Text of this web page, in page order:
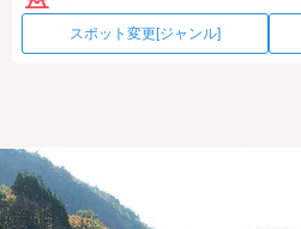
スポット変更[ジャンル]